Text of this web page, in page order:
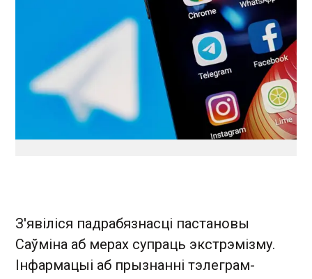
З'явіліся падрабязнасці пастановы
Саўміна аб мерах супраць экстрэмізму.
Інфармацыі аб прызнанні тэлеграм-